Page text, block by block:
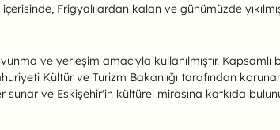
Frigyalılardan kalan ve günümüzde
ve yerleşim amacıyla kullanılmıştır.
Kültür ve Turizm Bakanlığı tarafından
sunar ve Eskişehir'in kültürel mirasına katkıda